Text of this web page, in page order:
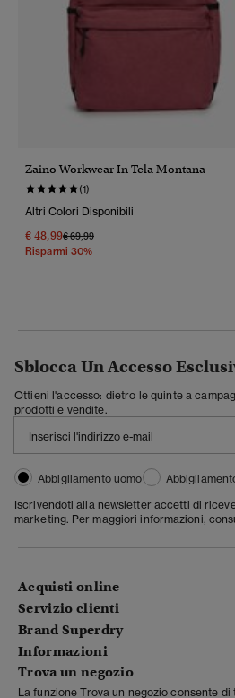
Zaino Workwear In Tela Montana
(1)
Altri Colori Disponibili
€ 48,99Prezzo Ridotto Da
€ 69,99A
Risparmi 30%
Sblocca Un Accesso
Ottieni l'accesso: dietro le quinte a
prodotti e vendite.
Abbigliamento uomo
Iscrivendoti alla newsletter accetti di
marketing. Per maggiori informazioni,
Acquisti online
Servizio clienti
Brand Superdry
Informazioni
Trova un negozio
La funzione Trova un negozio consente